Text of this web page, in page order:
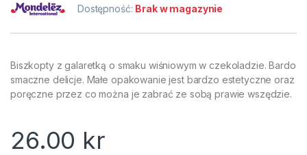
Dostępność: Brak w magazynie
Biszkopty z galaretką o smaku wiśniowym w czekoladzie. Bardo
smaczne delicje. Małe opakowanie jest bardzo estetyczne oraz
poręczne przez co można je zabrać ze sobą prawie wszędzie.
26.00 kr